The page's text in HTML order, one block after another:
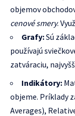
objemov
cenové smery.
Grafy:Sú
používajú
zatváraciu,
Indikátory:
objeme. Príklady
Averages),